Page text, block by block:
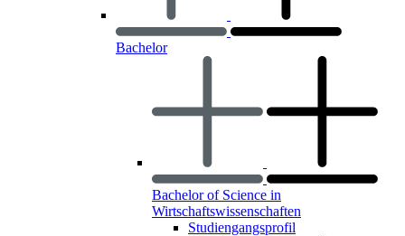
Bachelor
Bachelor of Science in
Wirtschaftswissenschaften
Studiengangsprofil